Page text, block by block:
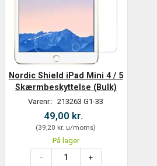
Nordic Shield iPad Mini 4 / 5
Skærmbeskyttelse (Bulk)
Varenr.: 213263 G1-33
49,00 kr.
(39,20 kr. u/moms)
På lager